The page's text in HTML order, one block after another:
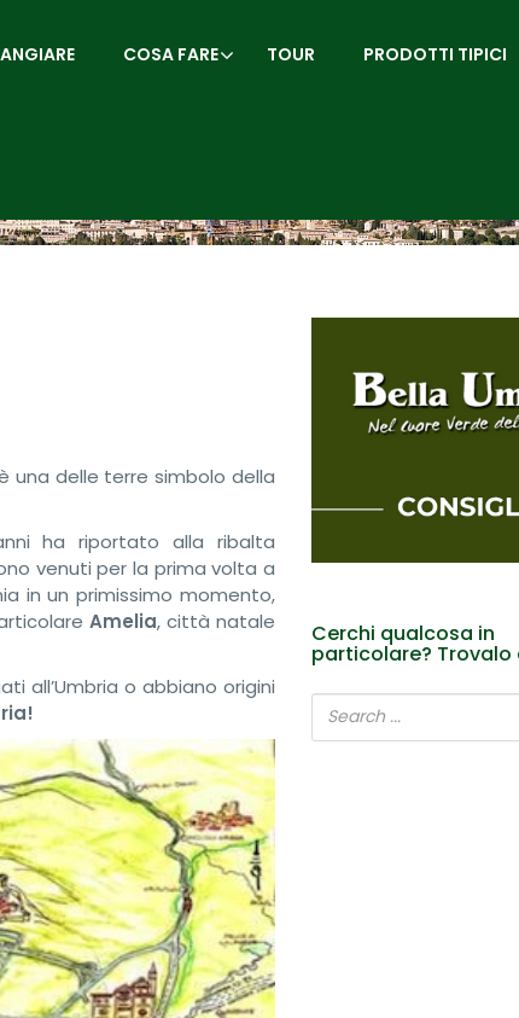
COSA FARE TOUR PRODOTTI TIPICI
una delle terre simbolo della
ha riportato alla ribalta
venuti per la prima volta a
in un primissimo momento,
Amelia, città natale
all’Umbria o abbiano origini
Cerchi qualcosa in
particolare? Trovalo